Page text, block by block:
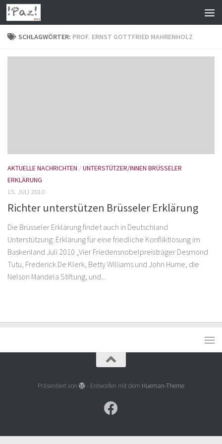
Zum Inhalt springen
SCHLAGWÖRTER: PROF. ERNST GOTTFRIED MAHRENHOLZ
AKTUELLE NACHRICHTEN /UNTERSTÜTZER/INNEN BRÜSSELER
ERKLÄRUNG
15. JULI 2010
Richter unterstützen Brüsseler Erklärung
Die Brüsseler Erklärung findet auch in Deutschland
Unterstützung: Erklärung für eine friedliche Konfliktlösung im
Baskenland Juli 2010 „Vier Friedensnobelpreisträger Desmond
Tutu, Frederick De Klerk, Betty Williams und John Hume, die
Nelson Mandela Stiftung, und...
Präsentiert von - Entworfen mit dem Hueman-Theme